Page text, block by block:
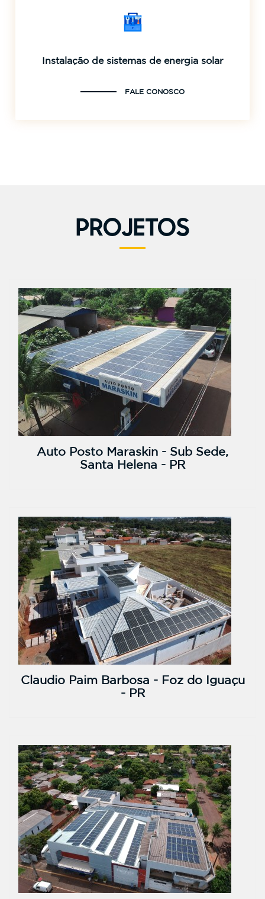
Instalação de sistemas de energia solar
FALE CONOSCO
PROJETOS
Auto Posto Maraskin - Sub Sede,
Santa Helena - PR
Claudio Paim Barbosa - Foz do Iguaçu
- PR